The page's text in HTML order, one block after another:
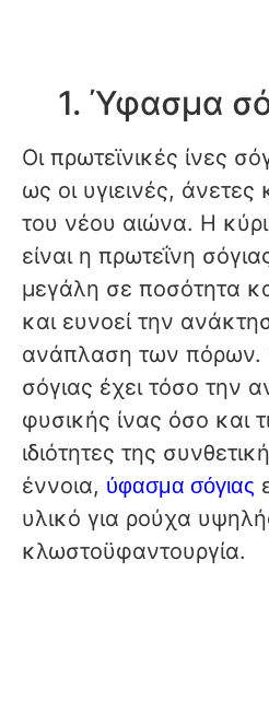
1. Ύφασμα
Οι πρωτεϊνικές ίνες
ως οι υγιεινές, άνετες
του νέου αιώνα. Η
είναι η πρωτεΐνη
μεγάλη σε ποσότητα
και ευνοεί την
ανάπλαση των πόρων.
σόγιας έχει τόσο την
φυσικής ίνας όσο και
ιδιότητες της
έννοια, ύφασμα σόγιας
υλικό για ρούχα
κλωστοϋφαντουργία.